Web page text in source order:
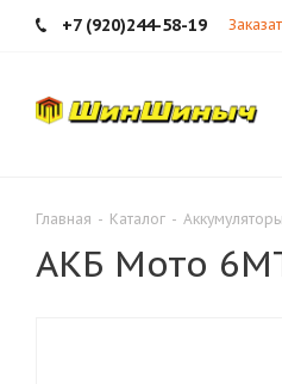
+7 (920)244-58-19
Главная - Каталог - Аккумуляторы
АКБ Мото